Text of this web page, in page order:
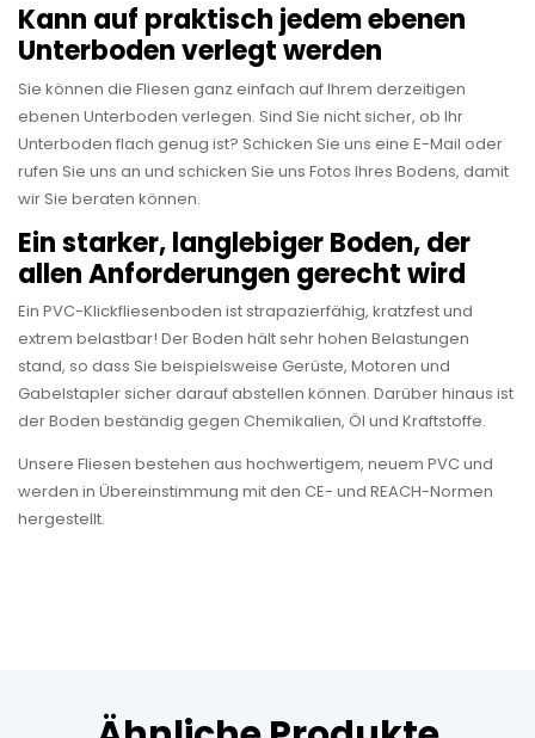
Kann auf praktisch jedem ebenen
Unterboden verlegt werden
Sie können die Fliesen ganz einfach auf Ihrem derzeitigen
ebenen Unterboden verlegen. Sind Sie nicht sicher, ob Ihr
Unterboden flach genug ist? Schicken Sie uns eine E-Mail oder
rufen Sie uns an und schicken Sie uns Fotos Ihres Bodens, damit
wir Sie beraten können.
Ein starker, langlebiger Boden, der
allen Anforderungen gerecht wird
Ein PVC-Klickfliesenboden ist strapazierfähig, kratzfest und
extrem belastbar! Der Boden hält sehr hohen Belastungen
stand, so dass Sie beispielsweise Gerüste, Motoren und
Gabelstapler sicher darauf abstellen können. Darüber hinaus ist
der Boden beständig gegen Chemikalien, Öl und Kraftstoffe.
Unsere Fliesen bestehen aus hochwertigem, neuem PVC und
werden in Übereinstimmung mit den CE- und REACH-Normen
hergestellt.